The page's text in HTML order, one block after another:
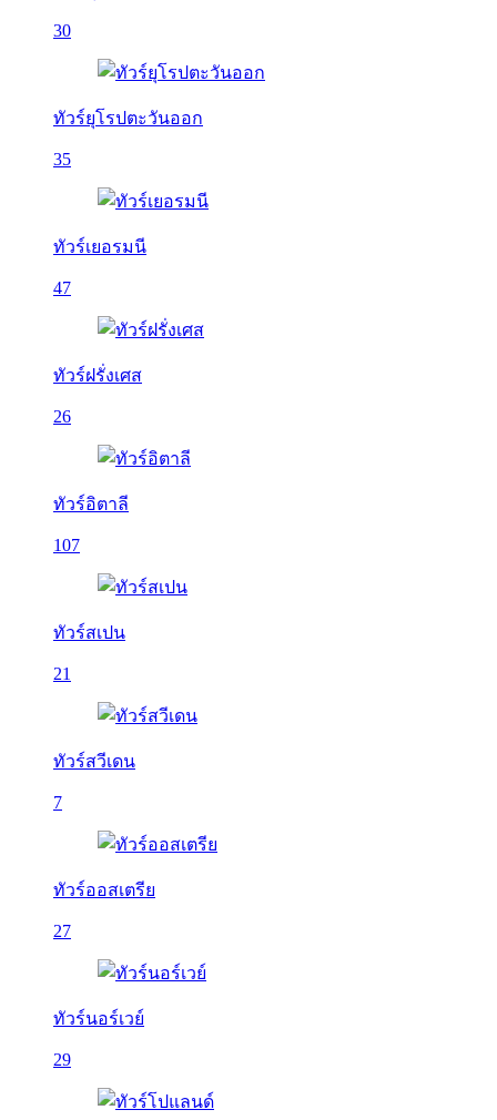
30
ทัวร์ยุโรปตะวันออก
35
ทัวร์เยอรมนี
47
ทัวร์ฝรั่งเศส
26
ทัวร์อิตาลี
107
ทัวร์สเปน
21
ทัวร์สวีเดน
7
ทัวร์ออสเตรีย
27
ทัวร์นอร์เวย์
29